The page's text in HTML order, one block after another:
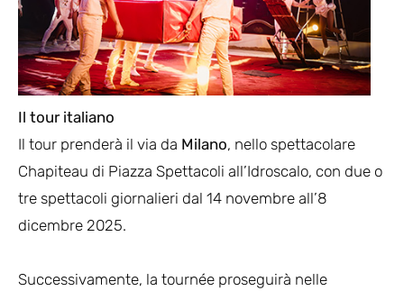
Il tour italiano
Il tour prenderà il via da Milano, nello spettacolare
Chapiteau di Piazza Spettacoli all’Idroscalo, con due o
tre spettacoli giornalieri dal 14 novembre all’8
dicembre 2025.
Successivamente, la tournée proseguirà nelle